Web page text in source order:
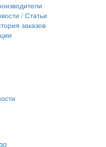
/ Статьи
заказов